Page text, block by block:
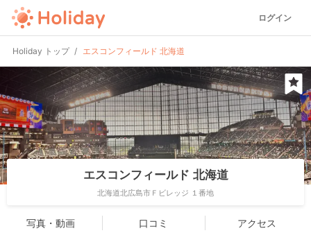
ログイン
Holiday トップ エスコンフィールド 北海道
エスコンフィールド 北海道
北海道北広島市Ｆビレッジ １番地
写真・動画 口コミ アクセス